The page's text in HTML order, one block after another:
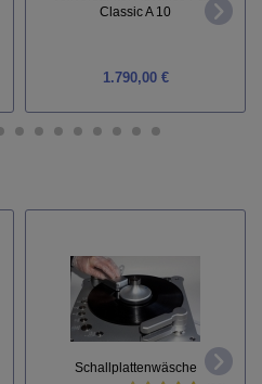
Classic A 10
1.790,00 €
Schallplattenwäsche